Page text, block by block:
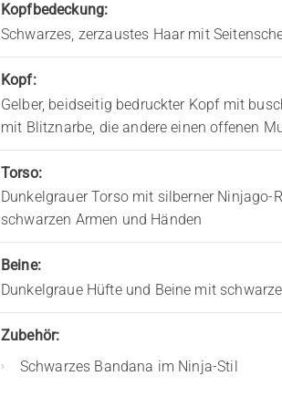
Kopfbedeckung:
Schwarzes, zerzaustes Haar mit
Kopf:
Gelber, beidseitig bedruckter Kopf mit
mit Blitznarbe, die andere einen offenen
Torso:
Dunkelgrauer Torso mit silberner
schwarzen Armen und Händen
Beine:
Dunkelgraue Hüfte und Beine mit
Zubehör:
Schwarzes Bandana im Ninja-Stil